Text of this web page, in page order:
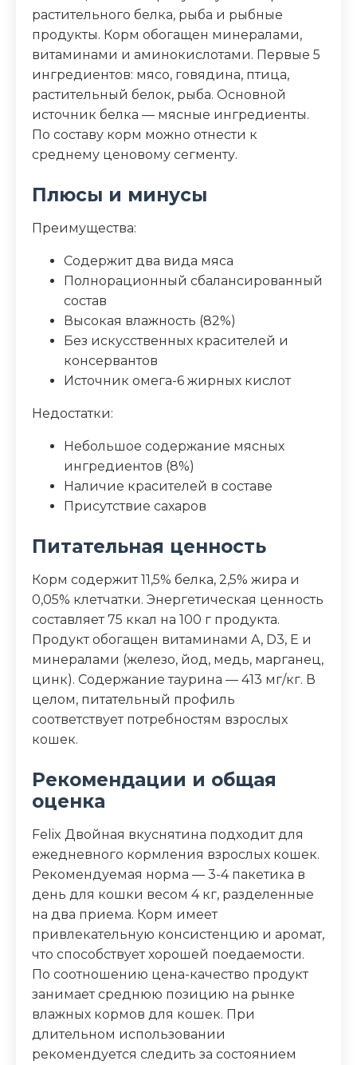
Калорийность (ккал/100г) 75
растительного белка, рыба и рыбные
продукты. Корм обогащен минералами,
витаминами и аминокислотами. Первые 5
ингредиентов: мясо, говядина, птица,
растительный белок, рыба. Основной
источник белка — мясные ингредиенты.
По составу корм можно отнести к
среднему ценовому сегменту.
Плюсы и минусы
Преимущества:
Содержит два вида мяса
Полнорационный сбалансированный
состав
Высокая влажность (82%)
Без искусственных красителей и
консервантов
Источник омега-6 жирных кислот
Недостатки:
Небольшое содержание мясных
ингредиентов (8%)
Наличие красителей в составе
Присутствие сахаров
Питательная ценность
Корм содержит 11,5% белка, 2,5% жира и
0,05% клетчатки. Энергетическая ценность
составляет 75 ккал на 100 г продукта.
Продукт обогащен витаминами A, D3, E и
минералами (железо, йод, медь, марганец,
цинк). Содержание таурина — 413 мг/кг. В
целом, питательный профиль
соответствует потребностям взрослых
кошек.
Рекомендации и общая
оценка
Felix Двойная вкуснятина подходит для
ежедневного кормления взрослых кошек.
Рекомендуемая норма — 3-4 пакетика в
день для кошки весом 4 кг, разделенные
на два приема. Корм имеет
привлекательную консистенцию и аромат,
что способствует хорошей поедаемости.
По соотношению цена-качество продукт
занимает среднюю позицию на рынке
влажных кормов для кошек. При
длительном использовании
рекомендуется следить за состоянием